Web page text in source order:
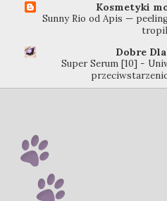
Kosmetyki
Sunny Rio od Apis —
Dobre
Super Serum [10] -